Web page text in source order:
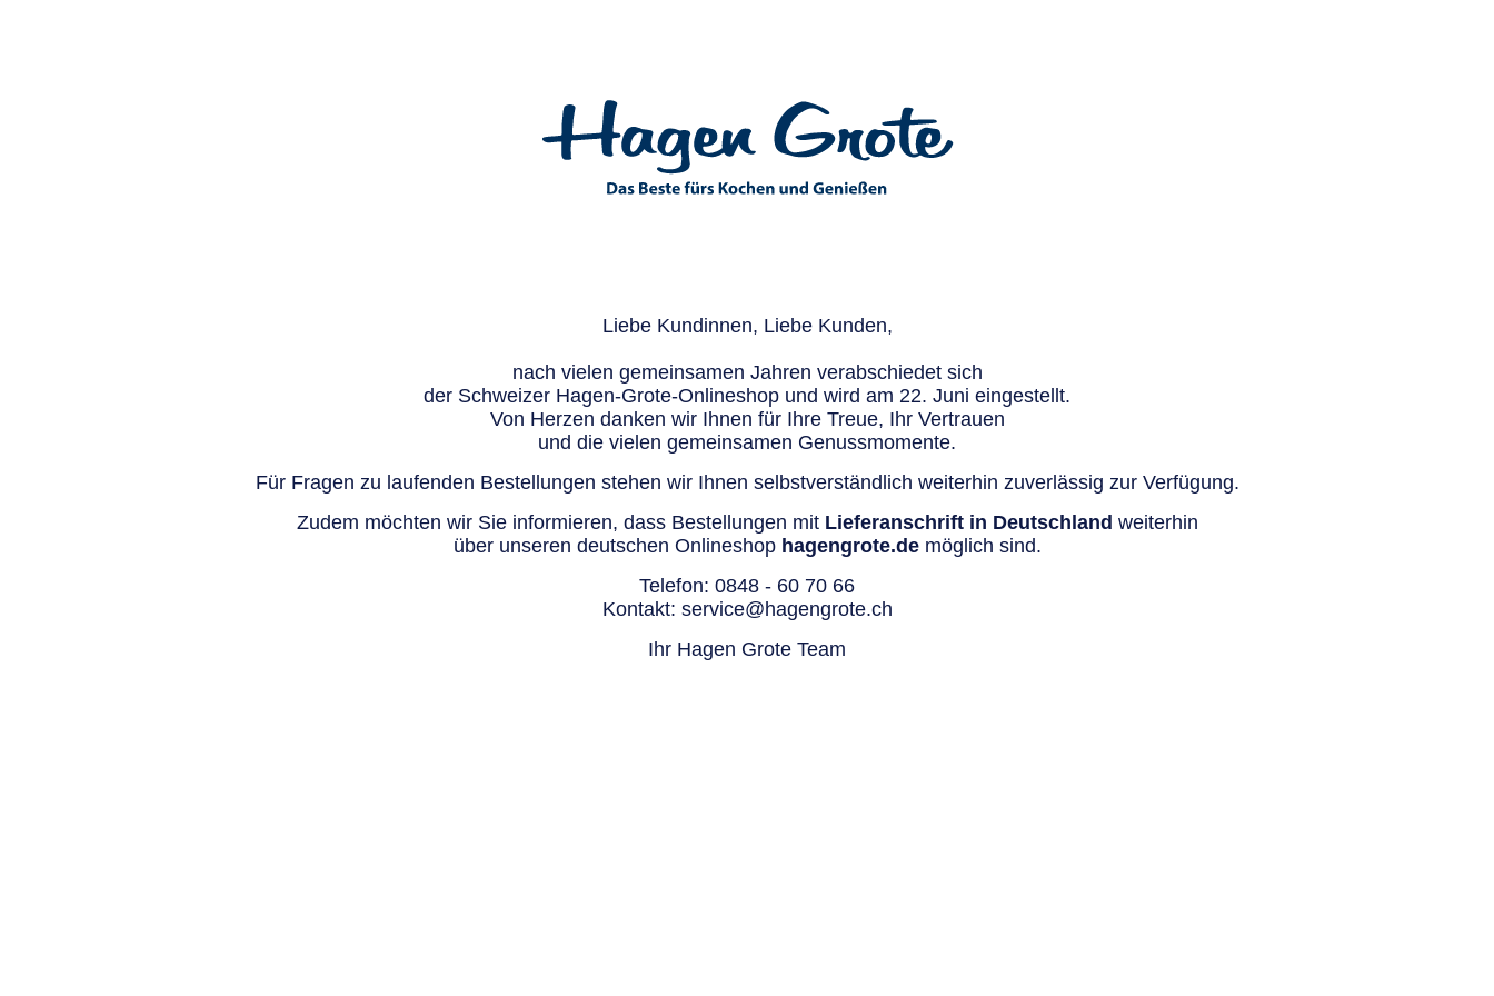
Liebe Kundinnen, Liebe Kunden,
nach vielen gemeinsamen Jahren verabschiedet sich
der Schweizer Hagen-Grote-Onlineshop und wird am 22. Juni eingestellt.
Von Herzen danken wir Ihnen für Ihre Treue, Ihr Vertrauen
und die vielen gemeinsamen Genussmomente.
Für Fragen zu laufenden Bestellungen stehen wir Ihnen selbstverständlich weiterhin zuverlässig zur Verfügung.
Zudem möchten wir Sie informieren, dass Bestellungen mit Lieferanschrift in Deutschland weiterhin
über unseren deutschen Onlineshop hagengrote.demöglich sind.
Telefon: 0848 - 60 70 66
Kontakt: service@hagengrote.ch
Ihr Hagen Grote Team